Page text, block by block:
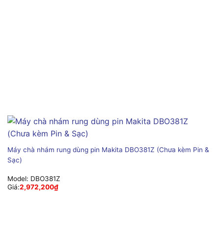
Máy chà nhám rung dùng pin Makita DBO381Z (Chưa kèm Pin &
Sạc)
Model: DBO381Z
Giá:2,972,200₫